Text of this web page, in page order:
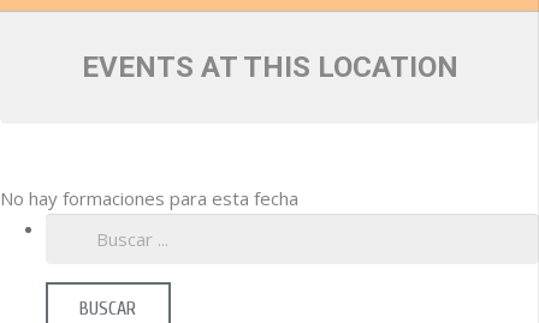
EVENTS AT THIS LOCATION
No hay formaciones para esta fecha
BUSCAR